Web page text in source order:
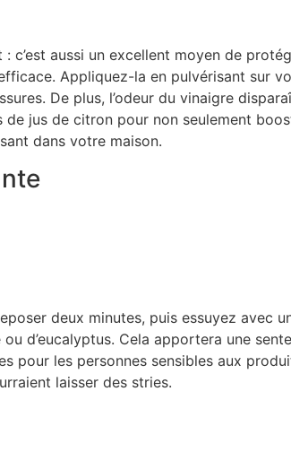
: c’est aussi un excellent moyen de
Appliquez-la en pulvérisant sur
De plus, l’odeur du vinaigre
jus de citron pour non seulement
dans votre maison.
deux minutes, puis essuyez avec
d’eucalyptus. Cela apportera une
pour les personnes sensibles aux
laisser des stries.